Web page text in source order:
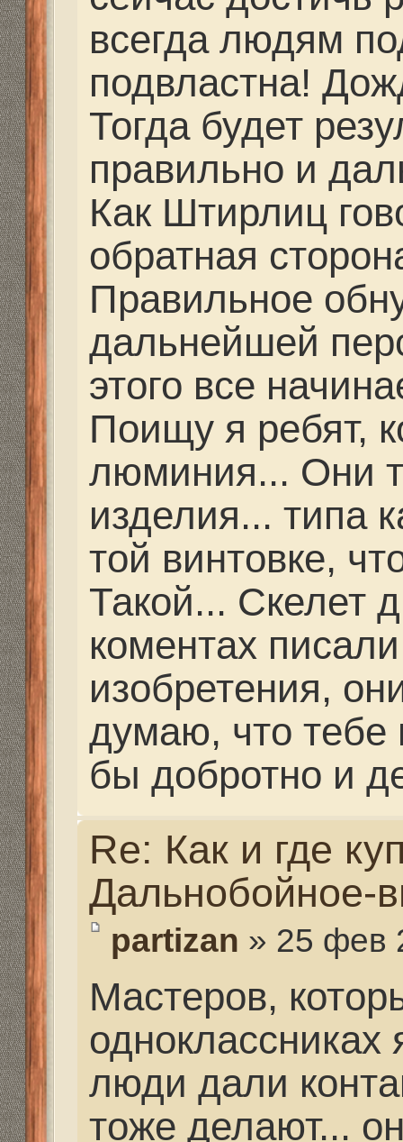
partizan писал(а):
Мастеров, которые
одноклассниках я
другие люди дали
парни тоже делают...
их телефоны...
сам... Где они
работают, я не знаю.
Заярный Алексей
91-05
Гаврилов Андрей 8-
Алан Эрнесто Че 8-
Спасибо за
разобрались.
Re: Как и где купить
Дальнобойное-
partizan » 25 фев 2021,
Какую винтовку ты
оборудуешь?
Re: Как и где купить
Дальнобойное-
partizan» 27 фев 2021,
Миш, Вадим Раевский
нужно что-то... то
поможет...